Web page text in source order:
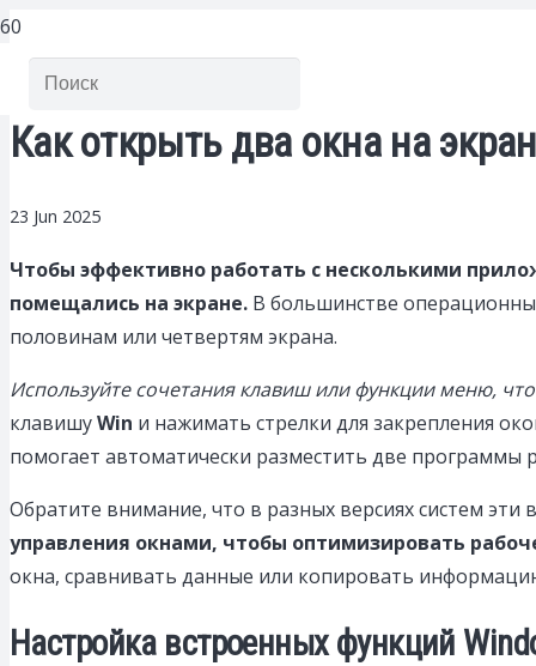
Как открыть два окна на
23 Jun 2025
Чтобы эффективно работать с несколькими
помещались на экране. В большинстве
половинам или четвертям экрана.
Используйте сочетания клавиш или функции меню,
клавишуWin и нажимать стрелки для закрепления
помогает автоматически разместить две программы
Обратите внимание, что в разных версиях систем
управления окнами, чтобы оптимизировать
окна, сравнивать данные или копировать
Настройка встроенных функций